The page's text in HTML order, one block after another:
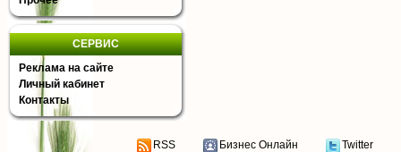
СЕРВИС
Реклама на сайте
Личный кабинет
Контакты
RSS Бизнес Онлайн Twitter